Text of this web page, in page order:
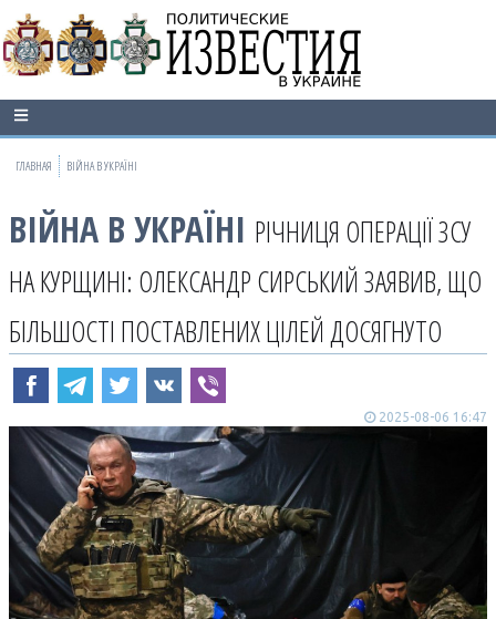
ГЛАВНАЯ ВІЙНА В УКРАЇНІ
ВІЙНА В УКРАЇНІ РІЧНИЦЯ ОПЕРАЦІЇ ЗСУ
НА КУРЩИНІ: ОЛЕКСАНДР СИРСЬКИЙ ЗАЯВИВ, ЩО
БІЛЬШОСТІ ПОСТАВЛЕНИХ ЦІЛЕЙ ДОСЯГНУТО
2025-08-06 16:47